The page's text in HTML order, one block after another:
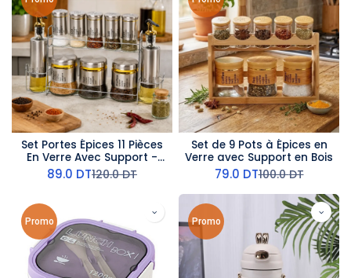
Set Portes Épices 11 Pièces
En Verre Avec Support -
Argent
89.0 DT120.0DT
Set de 9 Pots à Épices en
Verre avec Support en Bois
79.0 DT100.0DT
Promo Promo